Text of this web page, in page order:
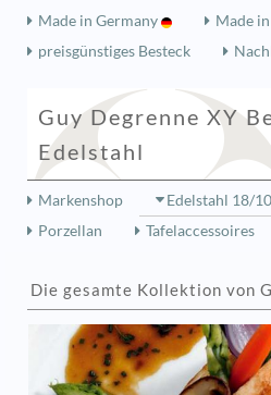
Made in Germany
Made
preisgünstiges Besteck
Guy Degrenne XY
Edelstahl
Markenshop Edelstahl 18/10
Porzellan
Tafelaccessoires
Die gesamte Kollektion von